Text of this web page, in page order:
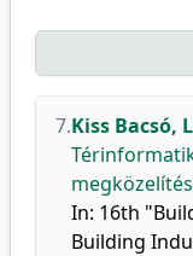
7.Kiss Bacsó,
In: 16th
Building